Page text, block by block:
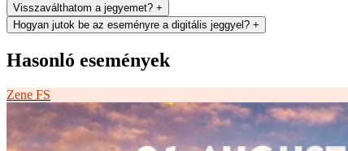
Visszaválthatom a jegyemet? +
Hogyan jutok be az eseményre a digitális jeggyel? +
Hasonló események
Zene FS